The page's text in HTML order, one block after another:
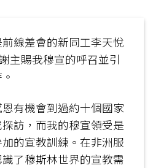
線差會的新同工李天悅
主賜我穆宣的呼召並引
有機會到過約十個國家
訪，而我的穆宣領受是
的宣教訓練。在非洲服
了穆斯林世界的宣教需